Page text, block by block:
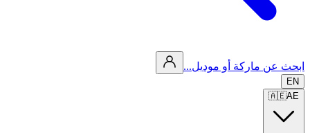
ابحث عن ماركة أو موديل...
EN
🇦🇪AE